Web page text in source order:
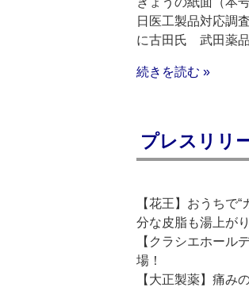
日医工製品対応
に古田氏 武田薬
続きを読む »
プレスリリ
【花王】おうち
分な皮脂も湯上が
【クラシエホー
場！
【大正製薬】痛